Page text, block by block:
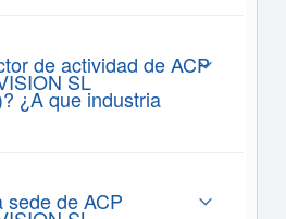
de actividad de ACP
SL
¿A que industria
sede de ACP